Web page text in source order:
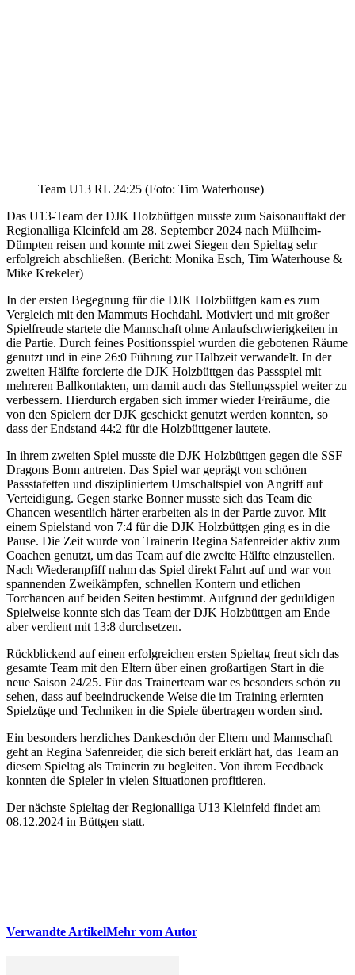
Team U13 RL 24:25 (Foto: Tim Waterhouse)
Das U13-Team der DJK Holzbüttgen musste zum Saisonauftakt der
Regionalliga Kleinfeld am 28. September 2024 nach Mülheim-
Dümpten reisen und konnte mit zwei Siegen den Spieltag sehr
erfolgreich abschließen. (Bericht: Monika Esch, Tim Waterhouse &
Mike Krekeler)
In der ersten Begegnung für die DJK Holzbüttgen kam es zum
Vergleich mit den Mammuts Hochdahl. Motiviert und mit großer
Spielfreude startete die Mannschaft ohne Anlaufschwierigkeiten in
die Partie. Durch feines Positionsspiel wurden die gebotenen Räume
genutzt und in eine 26:0 Führung zur Halbzeit verwandelt. In der
zweiten Hälfte forcierte die DJK Holzbüttgen das Passspiel mit
mehreren Ballkontakten, um damit auch das Stellungsspiel weiter zu
verbessern. Hierdurch ergaben sich immer wieder Freiräume, die
von den Spielern der DJK geschickt genutzt werden konnten, so
dass der Endstand 44:2 für die Holzbüttgener lautete.
In ihrem zweiten Spiel musste die DJK Holzbüttgen gegen die SSF
Dragons Bonn antreten. Das Spiel war geprägt von schönen
Passstafetten und diszipliniertem Umschaltspiel von Angriff auf
Verteidigung. Gegen starke Bonner musste sich das Team die
Chancen wesentlich härter erarbeiten als in der Partie zuvor. Mit
einem Spielstand von 7:4 für die DJK Holzbüttgen ging es in die
Pause. Die Zeit wurde von Trainerin Regina Safenreider aktiv zum
Coachen genutzt, um das Team auf die zweite Hälfte einzustellen.
Nach Wiederanpfiff nahm das Spiel direkt Fahrt auf und war von
spannenden Zweikämpfen, schnellen Kontern und etlichen
Torchancen auf beiden Seiten bestimmt. Aufgrund der geduldigen
Spielweise konnte sich das Team der DJK Holzbüttgen am Ende
aber verdient mit 13:8 durchsetzen.
Rückblickend auf einen erfolgreichen ersten Spieltag freut sich das
gesamte Team mit den Eltern über einen großartigen Start in die
neue Saison 24/25. Für das Trainerteam war es besonders schön zu
sehen, dass auf beeindruckende Weise die im Training erlernten
Spielzüge und Techniken in die Spiele übertragen worden sind.
Ein besonders herzliches Dankeschön der Eltern und Mannschaft
geht an Regina Safenreider, die sich bereit erklärt hat, das Team an
diesem Spieltag als Trainerin zu begleiten. Von ihrem Feedback
konnten die Spieler in vielen Situationen profitieren.
Der nächste Spieltag der Regionalliga U13 Kleinfeld findet am
08.12.2024 in Büttgen statt.
Verwandte ArtikelMehr vom Autor